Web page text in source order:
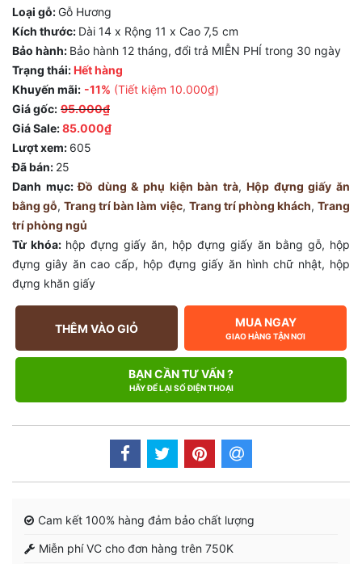
Loại gỗ:Gỗ Hương
Kích thước: Dài 14 x Rộng 11 x Cao 7,5 cm
Bảo hành: Bảo hành 12 tháng, đổi trả MIỄN PHÍ trong 30 ngày
Trạng thái:Hết hàng
Khuyến mãi: -11% (Tiết kiệm 10.000₫)
Giá gốc: 95.000₫
Giá Sale:85.000₫
Lượt xem: 605
Đã bán: 25
Danh mục:Đồ dùng & phụ kiện bàn trà,Hộp đựng giấy ăn
bằng gỗ,Trang trí bàn làm việc, Trang trí phòng khách,Trang
trí phòng ngủ
Từ khóa: hộp đựng giấy ăn, hộp đựng giấy ăn bằng gỗ, hộp
đựng giây ăn cao cấp, hộp đựng giấy ăn hình chữ nhật, hộp
đựng khăn giấy
THÊM VÀO GIỎ MUA NGAY
GIAO HÀNG TẬN NƠI
BẠN CẦN TƯ VẤN ?
HÃY ĐỂ LẠI SỐ ĐIỆN THOẠI
Cam kết 100% hàng đảm bảo chất lượng
Miễn phí VC cho đơn hàng trên 750K